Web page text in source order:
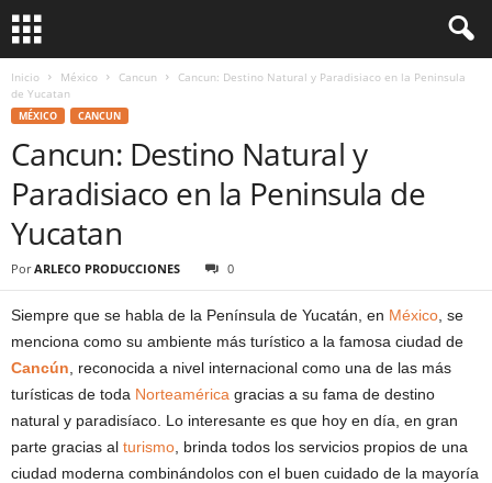
Inicio México Cancun
Cancun: Destino Natural y Paradisiaco en la Peninsula
de Yucatan
MÉXICO CANCUN
Cancun: Destino Natural y
Paradisiaco en la Peninsula de
Yucatan
Por ARLECO PRODUCCIONES 0
Siempre que se habla de la Península de Yucatán, en México , se
menciona como su ambiente más turístico a la famosa ciudad de
Cancún , reconocida a nivel internacional como una de las más
turísticas de toda Norteamérica gracias a su fama de destino
natural y paradisíaco. Lo interesante es que hoy en día, en gran
parte gracias al turismo , brinda todos los servicios propios de una
ciudad moderna combinándolos con el buen cuidado de la mayoría